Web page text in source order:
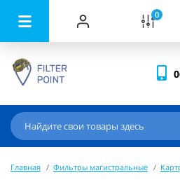
0
Главная Фильтры магистральные